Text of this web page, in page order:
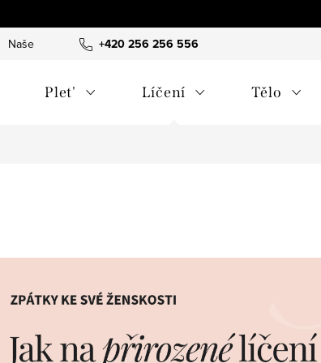
+420 256 256 556
Naše tipy a příběhy O nás
Plet' Líčení Tělo